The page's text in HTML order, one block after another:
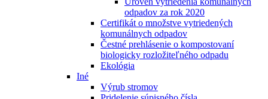
odpadov za rok 2020
Certifikát o množstve vytriedených
komunálnych odpadov
Čestné prehlásenie o kompostovaní
biologicky rozložiteľného odpadu
Ekológia
Iné
Výrub stromov